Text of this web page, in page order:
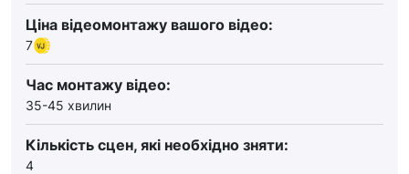
Ціна відеомонтажу вашого відео:
7
Час монтажу відео:
35-45 хвилин
Кількість сцен, які необхідно зняти:
4